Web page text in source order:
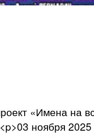
«Имена на
ноября